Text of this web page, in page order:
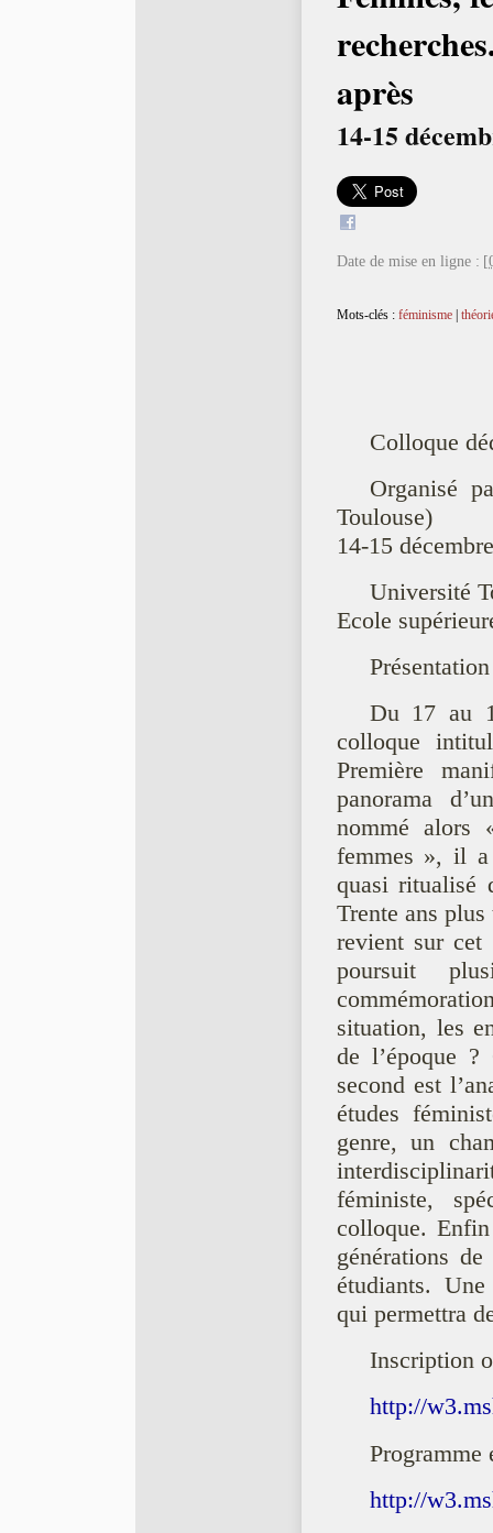
après
14-15
Date de mise en ligne :
Mots-clés : féminisme|
Colloque
Organisé
Toulouse)
14-15
Université
Ecole
Du 17 au
colloque
Première
panorama
nommé alors
femmes », il a
quasi ritualisé
Trente ans
revient sur cet
poursuit
situation, les
de l’époque
second est
études
genre, un
féministe,
colloque.
générations
étudiants.
qui permettra
Inscription
http://
Programme
http://